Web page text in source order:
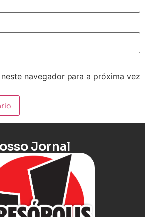
navegador para a próxima vez
Jornal